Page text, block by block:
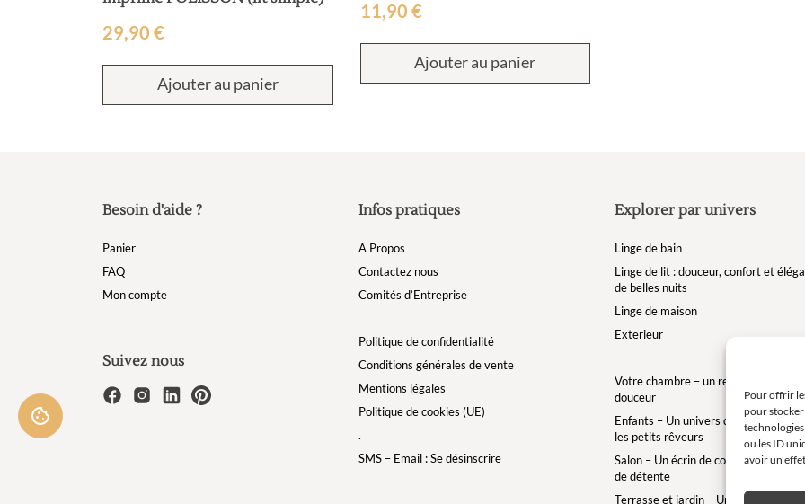
Pour offrir
pour stocker
ou les ID
avoir un
29,90 €
Ajouter au panier
11,90 €
Ajouter au panier
Besoin d'aide ?
Panier
FAQ
Mon compte
Suivez nous
Infos pratiques
A Propos
Contactez nous
Comités d’Entreprise
Politique de confidentialité
Conditions générales de vente
Mentions légales
Politique de cookies (UE)
.
SMS – Email : Se désinscrire
Explorer par univers
Linge de bain
Linge de lit : douceur, confort et
de belles nuits
Linge de maison
Exterieur
Votre chambre – un refuge de bien-
douceur
Enfants – Un univers doux et
les petits rêveurs
Salon – Un écrin de confort pour des
de détente
Terrasse et jardin – Une bulle de